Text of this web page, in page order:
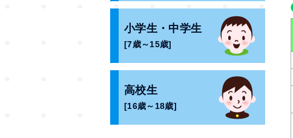
小学生・中学生
[7歳～15歳]
高校生
[16歳～18歳]